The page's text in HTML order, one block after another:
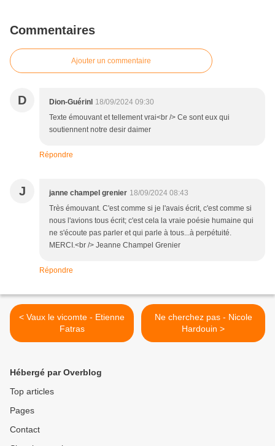
Commentaires
Ajouter un commentaire
D Dion-Guérinl 18/09/2024 09:30
Texte émouvant et tellement vrai<br /> Ce sont eux qui
soutiennent notre desir daimer
Répondre
J janne champel grenier 18/09/2024 08:43
Très émouvant. C'est comme si je l'avais écrit, c'est comme si
nous l'avions tous écrit; c'est cela la vraie poésie humaine qui
ne s'écoute pas parler et qui parle à tous...à perpétuité.
MERCI.<br /> Jeanne Champel Grenier
Répondre
< Vaux le vicomte - Etienne
Fatras
Ne cherchez pas - Nicole
Hardouin >
Hébergé par Overblog
Top articles
Pages
Contact